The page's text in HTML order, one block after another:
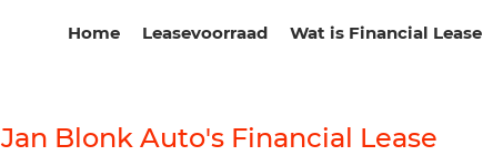
Home Leasevoorraad Wat is Financial Lease
Jan Blonk Auto's Financial Lease